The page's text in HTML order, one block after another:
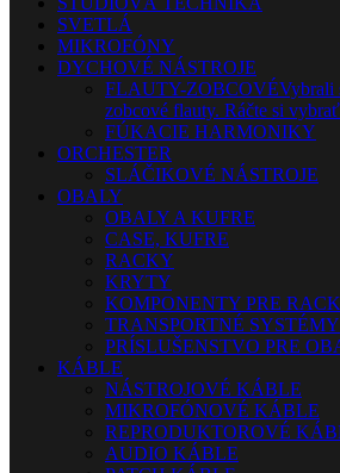
SVETLÁ
MIKROFÓNY
DYCHOVÉ NÁSTROJE
FLAUTY-ZOBCOVÉVybrali
zobcové flauty. Ráčte si
FÚKACIE HARMONIKY
ORCHESTER
SLÁČIKOVÉ NÁSTROJE
OBALY
OBALY A KUFRE
CASE, KUFRE
RACKY
KRYTY
KOMPONENTY PRE
TRANSPORTNÉ SYSTÉMY
PRÍSLUŠENSTVO PRE
KÁBLE
NÁSTROJOVÉ KÁBLE
MIKROFÓNOVÉ KÁBLE
REPRODUKTOROVÉ
AUDIO KÁBLE